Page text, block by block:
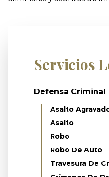
Servicios
Defensa Criminal
Asalto
Asalto
Robo
Robo De Auto
Travesura De